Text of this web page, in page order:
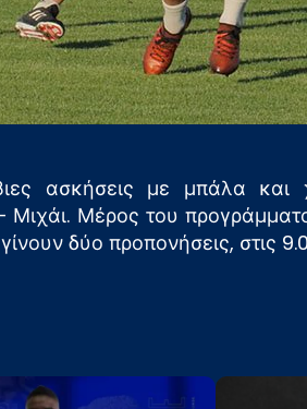
ασκήσεις με μπάλα
– Μιχάι. Μέρος του
δύο προπονήσεις, στις